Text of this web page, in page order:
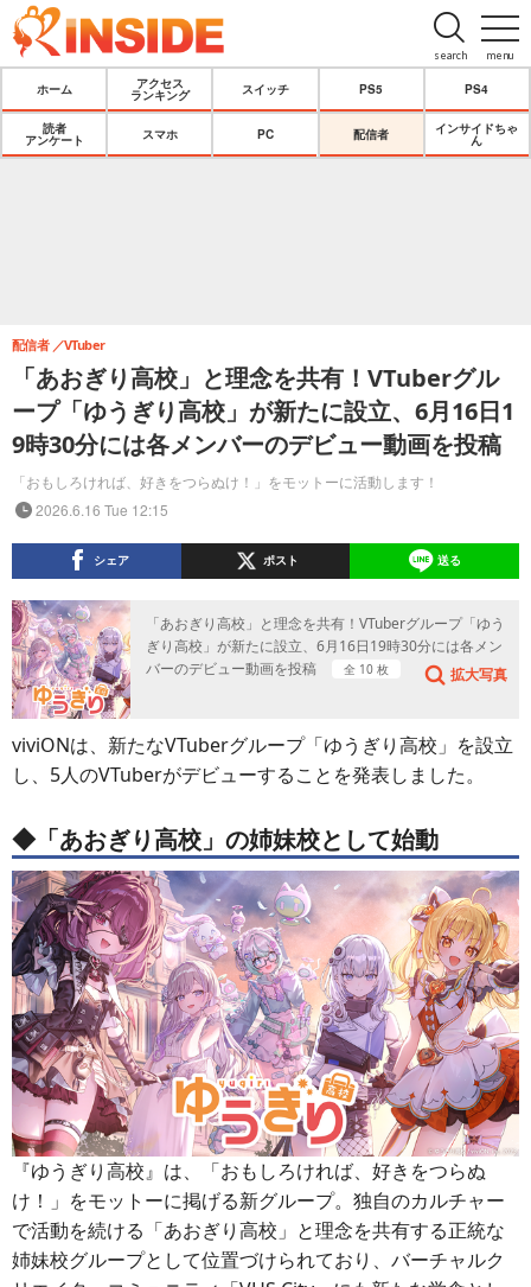
menu
search
ホーム
アクセス
ランキング
スイッチ PS5 PS4
読者
アンケート
スマホ PC 配信者
インサイドちゃ
ん
「あおぎり高校」と理念を共有！VTuberグル
ープ「ゆうぎり高校」が新たに設立、6月16日1
9時30分には各メンバーのデビュー動画を投稿
「おもしろければ、好きをつらぬけ！」をモットーに活動します！
配信者 VTuber
2026.6.16 Tue 12:15
シェア ポスト 送る
「あおぎり高校」と理念を共有！VTuberグループ「ゆう
ぎり高校」が新たに設立、6月16日19時30分には各メン
バーのデビュー動画を投稿
全 10 枚 拡大写真
viviONは、新たなVTuberグループ「ゆうぎり高校」を設立
し、5人のVTuberがデビューすることを発表しました。
◆「あおぎり高校」の姉妹校として始動
『ゆうぎり高校』は、「おもしろければ、好きをつらぬ
け！」をモットーに掲げる新グループ。独自のカルチャー
で活動を続ける「あおぎり高校」と理念を共有する正統な
姉妹校グループとして位置づけられており、バーチャルク